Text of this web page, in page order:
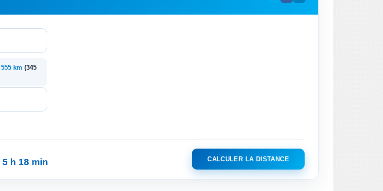
555 km (345
5 h 18 min CALCULER LA DISTANCE